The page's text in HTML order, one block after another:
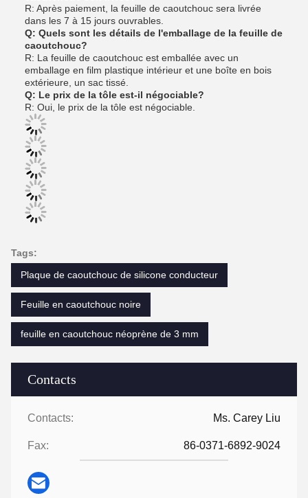
Contacts
Contacts: Ms. Carey Liu
Fax: 86-0371-6892-9024
R: Après paiement, la feuille de caoutchouc sera livrée
dans les 7 à 15 jours ouvrables.
Q: Quels sont les détails de l'emballage de la feuille de
caoutchouc?
R: La feuille de caoutchouc est emballée avec un
emballage en film plastique intérieur et une boîte en bois
extérieure, un sac tissé.
Q: Le prix de la tôle est-il négociable?
R: Oui, le prix de la tôle est négociable.
Tags:
Plaque de caoutchouc de silicone conducteur
Feuille en caoutchouc noire
feuille en caoutchouc néoprène de 3 mm